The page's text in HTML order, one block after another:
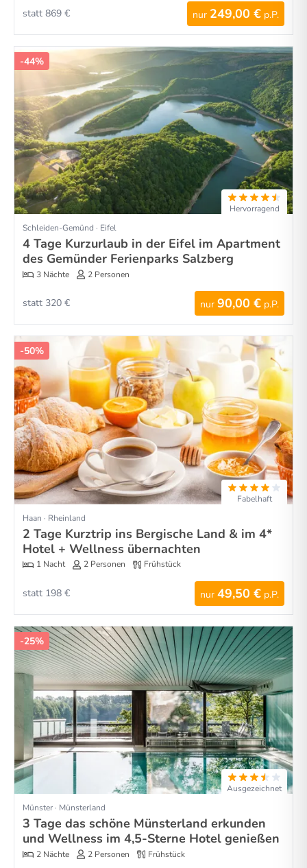
nur 249,00 € p.P.
statt 869 €
-44%
Hervorragend
Schleiden-Gemünd · Eifel
4 Tage Kurzurlaub in der Eifel im Apartment
des Gemünder Ferienparks Salzberg
3 Nächte 2 Personen
nur 90,00 € p.P.
statt 320 €
-50%
Fabelhaft
Haan · Rheinland
2 Tage Kurztrip ins Bergische Land & im 4*
Hotel + Wellness übernachten
1 Nacht 2 Personen Frühstück
nur 49,50 € p.P.
statt 198 €
-25%
Ausgezeichnet
Münster · Münsterland
3 Tage das schöne Münsterland erkunden
und Wellness im 4,5-Sterne Hotel genießen
2 Nächte 2 Personen Frühstück